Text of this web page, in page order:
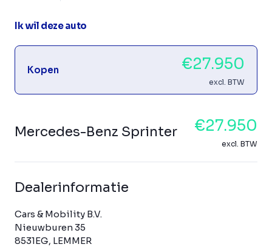
Ik wil deze auto
Kopen €27.950
excl. BTW
Mercedes-Benz Sprinter €27.950
excl. BTW
Dealerinformatie
Cars & Mobility B.V.
Nieuwburen 35
8531EG, LEMMER